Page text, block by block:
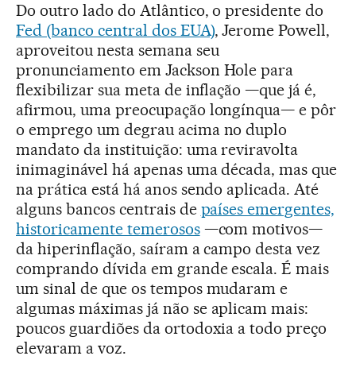
Do outro lado do Atlântico, o presidente do
Fed (banco central dos EUA), Jerome Powell,
aproveitou nesta semana seu
pronunciamento em Jackson Hole para
flexibilizar sua meta de inflação —que já é,
afirmou, uma preocupação longínqua— e pôr
o emprego um degrau acima no duplo
mandato da instituição: uma reviravolta
inimaginável há apenas uma década, mas que
na prática está há anos sendo aplicada. Até
alguns bancos centrais de países emergentes,
historicamente temerosos—com motivos—
da hiperinflação, saíram a campo desta vez
comprando dívida em grande escala. É mais
um sinal de que os tempos mudaram e
algumas máximas já não se aplicam mais:
poucos guardiões da ortodoxia a todo preço
elevaram a voz.